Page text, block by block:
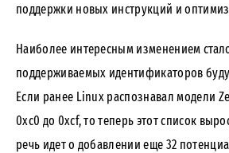
поддержки новых инструкций и
Наиболее интересным изменением
поддерживаемых идентификаторов
Если ранее Linux распознавал модели
0xc0 до 0xcf, то теперь этот список
речь идет о добавлении еще 32